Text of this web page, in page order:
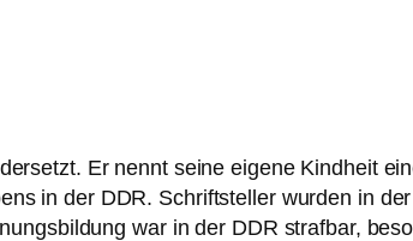
Er nennt seine eigene Kindheit
in der DDR. Schriftsteller wurden in
war in der DDR strafbar,